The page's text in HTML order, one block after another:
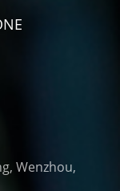
Wenzhou,